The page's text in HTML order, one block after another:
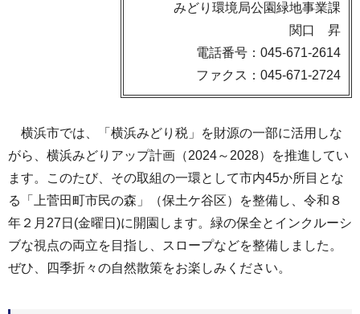
みどり環境局公園緑地事業課
関口 昇
電話番号：045-671-2614
ファクス：045-671-2724
横浜市では、「横浜みどり税」を財源の一部に活用しな
がら、横浜みどりアップ計画（2024～2028）を推進してい
ます。このたび、その取組の一環として市内45か所目とな
る「上菅田町市民の森」（保土ケ谷区）を整備し、令和８
年２月27日(金曜日)に開園します。緑の保全とインクルーシ
ブな視点の両立を目指し、スロープなどを整備しました。
ぜひ、四季折々の自然散策をお楽しみください。